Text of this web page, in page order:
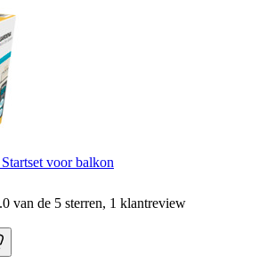
voor balkon
van de 5 sterren, 1 klantreview